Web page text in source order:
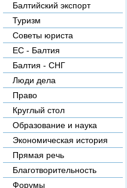
Балтийский экспорт
Туризм
Советы юриста
ЕС - Балтия
Балтия - СНГ
Люди дела
Право
Круглый стол
Образование и наука
Экономическая история
Прямая речь
Благотворительность
Форумы